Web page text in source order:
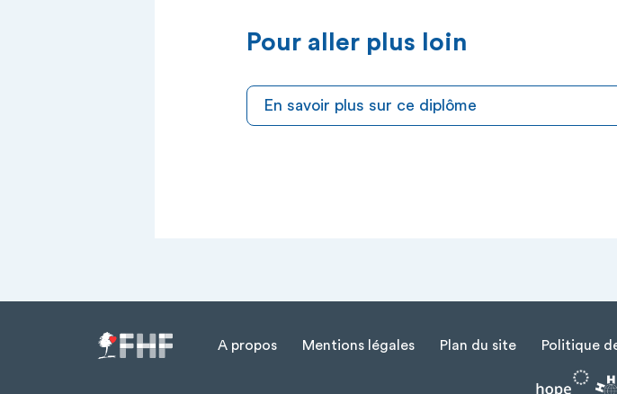
Pour aller plus loin
En savoir plus sur ce diplôme
Menu Pied de page
A propos Mentions légales Plan du site Politique